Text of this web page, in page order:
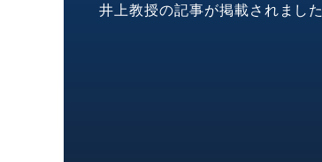
井上教授の記事が掲載されました